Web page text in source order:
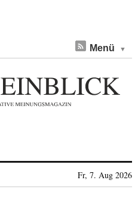
Menü
Fr, 7. Aug 2026